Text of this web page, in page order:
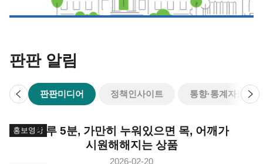
판판 알림
판판미디어 정책인사이트 통향·통계자료
다
음
이
전
홍보영상하루 5분, 가만히 누워있으면 목, 어깨가
시원해해지는 상품
2026-02-20